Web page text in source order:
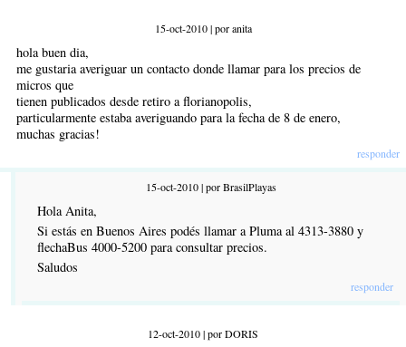
15-oct-2010 | por anita
hola buen dia,
me gustaria averiguar un contacto donde llamar para los precios de
micros que
tienen publicados desde retiro a florianopolis,
particularmente estaba averiguando para la fecha de 8 de enero,
muchas gracias!
responder
15-oct-2010 | por BrasilPlayas
Hola Anita,
Si estás en Buenos Aires podés llamar a Pluma al 4313-3880 y
flechaBus 4000-5200 para consultar precios.
Saludos
responder
12-oct-2010 | por DORIS